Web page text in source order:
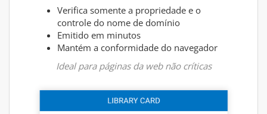
Verifica somente a propriedade e o
controle do nome de domínio
Emitido em minutos
Mantém a conformidade do navegador
Ideal para páginas da web não críticas